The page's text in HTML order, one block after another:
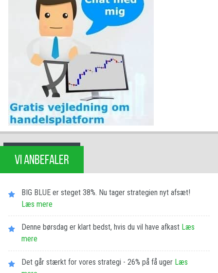
VI ANBEFALER
BIG BLUE er steget 38%. Nu tager strategien nyt afsæt!
Læs mere
Denne børsdag er klart bedst, hvis du vil have afkast Læs
mere
Det går stærkt for vores strategi - 26% på få uger Læs